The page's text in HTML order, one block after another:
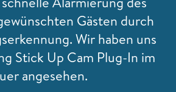
Gästen durch
Wir haben uns
Stick Up Cam Plug-In im
angesehen.